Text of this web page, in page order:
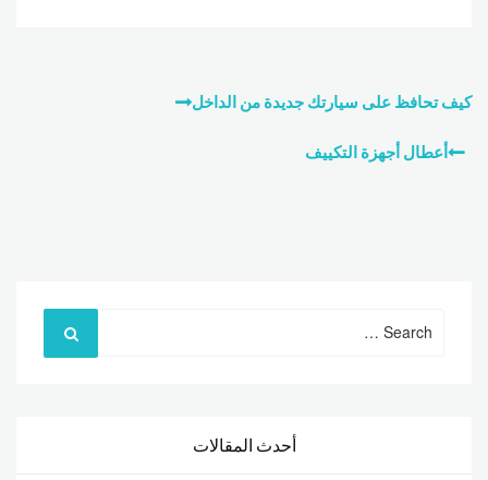
تصفّح
المقالات
كيف تحافظ على سيارتك جديدة من الداخل
أعطال أجهزة التكييف
for:
أحدث المقالات